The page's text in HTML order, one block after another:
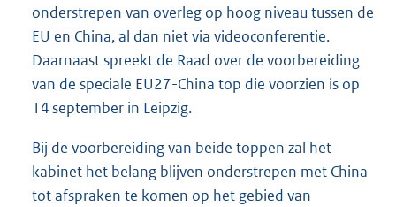
onderstrepen van overleg op hoog niveau tussen de
EU en China, al dan niet via videoconferentie.
Daarnaast spreekt de Raad over de voorbereiding
van de speciale EU27-China top die voorzien is op
14 september in Leipzig.
Bij de voorbereiding van beide toppen zal het
kabinet het belang blijven onderstrepen met China
tot afspraken te komen op het gebied van